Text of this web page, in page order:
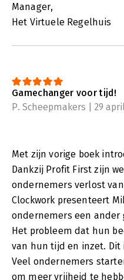
Manager,
Het Virtuele Regelhuis
Gamechanger voor tijd!
P. Scheepmakers | 29
Met zijn vorige boek
Dankzij Profit First zijn
ondernemers verlost
Clockwork presenteert
ondernemers een ander
Het probleem dat hun
van hun tijd en inzet. Dit
Veel ondernemers
om meer vrijheid te